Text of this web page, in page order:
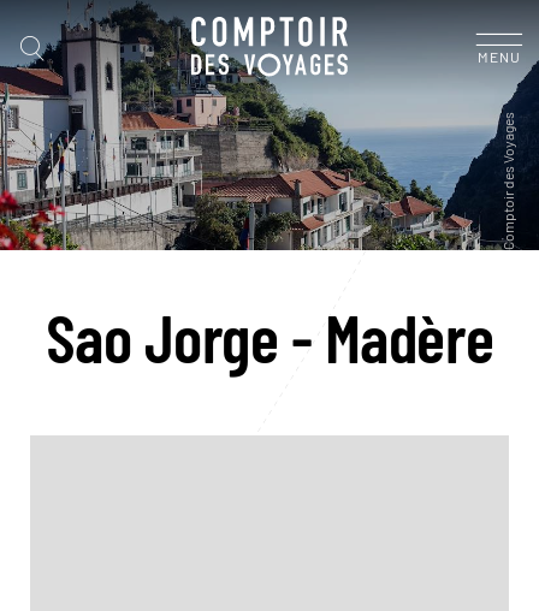
MENU
Sao Jorge - Madère